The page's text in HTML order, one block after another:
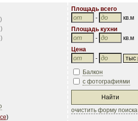
)
)
)
)
Площадь всего
-
кв.м
Площадь кухни
-
кв.м
Цена
-
Балкон
с фотографиями
очистить форму поиска